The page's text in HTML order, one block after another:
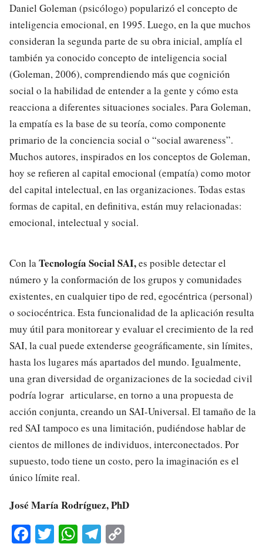
Daniel Goleman (psicólogo) popularizó el concepto de
inteligencia emocional, en 1995. Luego, en la que muchos
consideran la segunda parte de su obra inicial, amplía el
también ya conocido concepto de inteligencia social
(Goleman, 2006), comprendiendo más que cognición
social o la habilidad de entender a la gente y cómo esta
reacciona a diferentes situaciones sociales. Para Goleman,
la empatía es la base de su teoría, como componente
primario de la conciencia social o “social awareness”.
Muchos autores, inspirados en los conceptos de Goleman,
hoy se refieren al capital emocional (empatía) como motor
del capital intelectual, en las organizaciones. Todas estas
formas de capital, en definitiva, están muy relacionadas:
emocional, intelectual y social.
Con laTecnología Social SAI,es posible detectar el
número y la conformación de los grupos y comunidades
existentes, en cualquier tipo de red, egocéntrica (personal)
o sociocéntrica. Esta funcionalidad de la aplicación resulta
muy útil para monitorear y evaluar el crecimiento de la red
SAI, la cual puede extenderse geográficamente, sin límites,
hasta los lugares más apartados del mundo. Igualmente,
una gran diversidad de organizaciones de la sociedad civil
podría lograr articularse, en torno a una propuesta de
acción conjunta, creando un SAI-Universal. El tamaño de la
red SAI tampoco es una limitación, pudiéndose hablar de
cientos de millones de individuos, interconectados. Por
supuesto, todo tiene un costo, pero la imaginación es el
único límite real.
José María Rodríguez, PhD
Fa T W Te